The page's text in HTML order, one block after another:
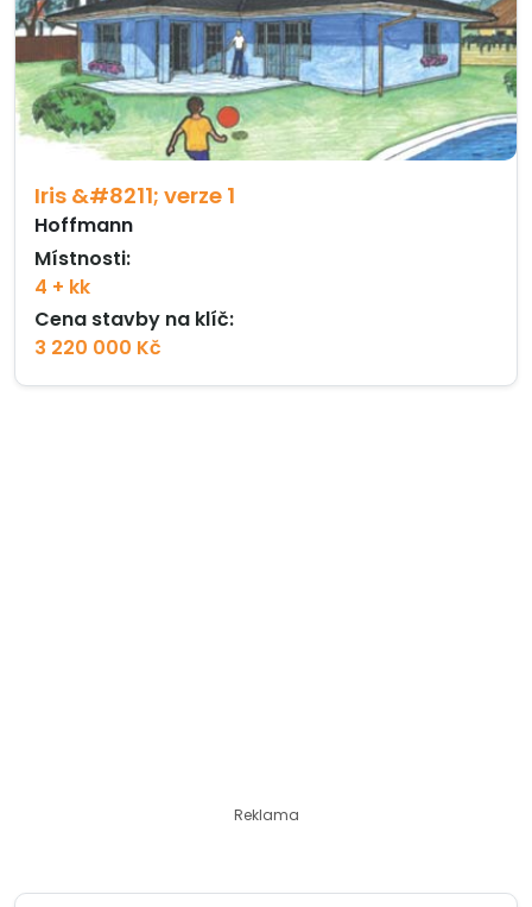
Iris &#8211; verze 1
Hoffmann
Místnosti:
4 + kk
Cena stavby na klíč:
3 220 000 Kč
Reklama